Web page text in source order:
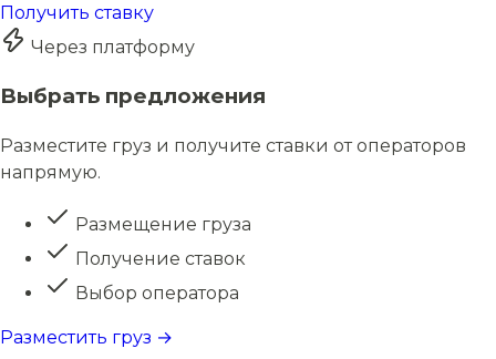
Получить ставку
Через платформу
Выбрать предложения
Разместите груз и получите ставки от операторов
напрямую.
Размещение груза
Получение ставок
Выбор оператора
Разместить груз →